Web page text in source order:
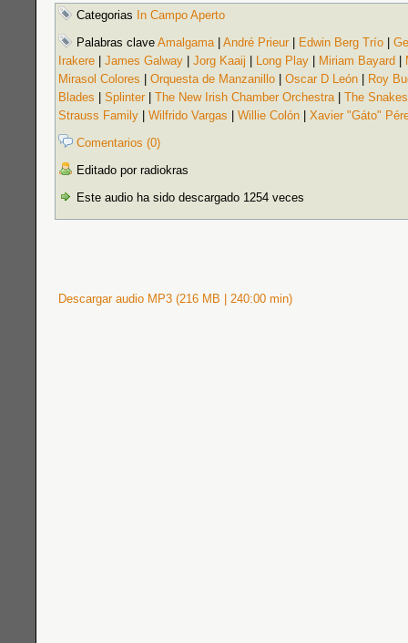
Categorias In Campo Aperto
Palabras clave Amalgama| André Prieur Edwin Berg Trío
Irakere
James Galway Jorg Kaaij Long Play Miriam Bayard
Mirasol Colores
Orquesta de Manzanillo Oscar D León
Roy
Blades
Splinter The New Irish Chamber Orchestra| The
Strauss Family
Wilfrido Vargas Willie Colón
Xavier "Gáto"
Comentarios (0)
Editado por radiokras
Este audio ha sido descargado 1254 veces
Descargar audio MP3 (216 MB | 240:00 min)